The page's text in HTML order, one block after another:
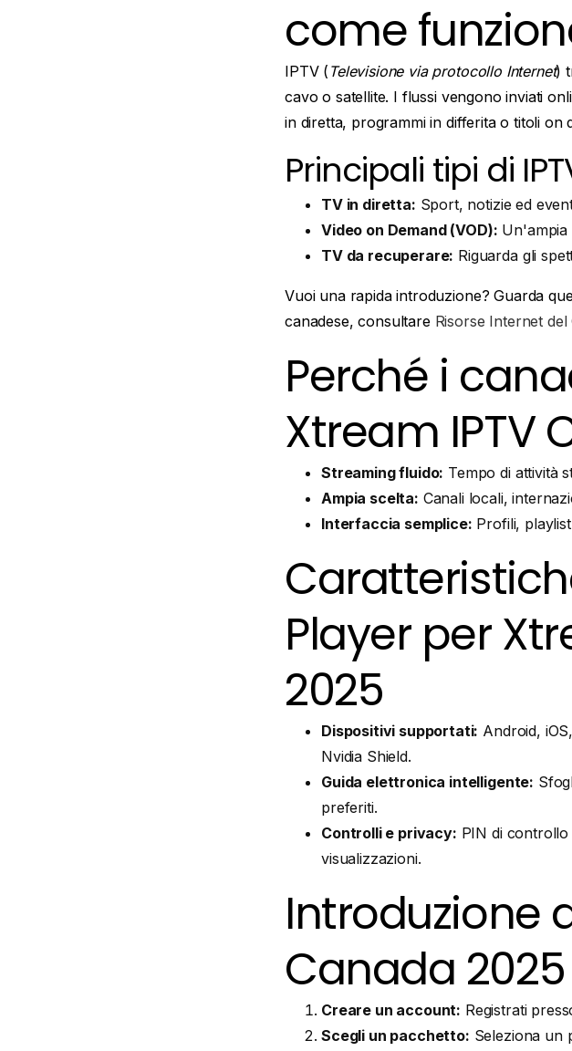
come
IPTV ( Televisione via protocollo Internet)
cavo o satellite. I flussi vengono inviati
in diretta, programmi in differita o titoli
Principali tipi di
TV in diretta: Sport, notizie ed
Video on Demand (VOD): Un'ampia
TV da recuperare: Riguarda gli
Vuoi una rapida introduzione? Guarda
canadese, consultare Risorse Internet del
Perché i
Xtream IPTV
Streaming fluido: Tempo di attività
Ampia scelta: Canali locali,
Interfaccia semplice: Profili,
Player per
2025
Dispositivi supportati: Android,
Nvidia Shield.
Guida elettronica intelligente:
preferiti.
Controlli e privacy: PIN di
visualizzazioni.
Introduzione
Canada 2025
Creare un account: Registrati
Scegli un pacchetto: Seleziona un